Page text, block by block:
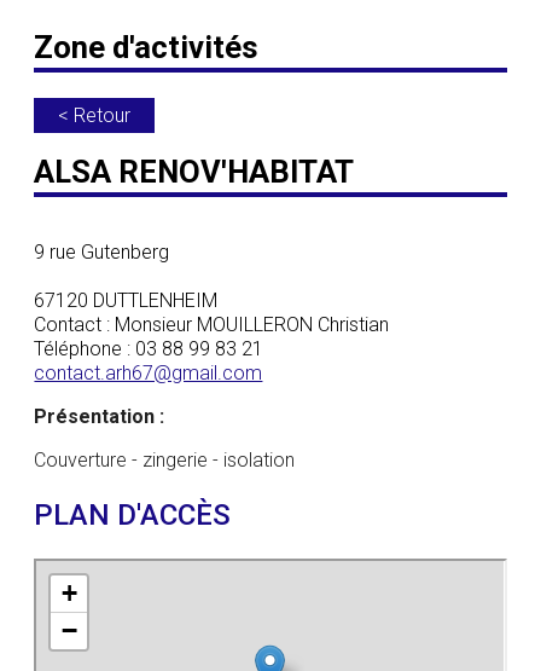
Zone d'activités
< Retour
ALSA RENOV'HABITAT
9 rue Gutenberg
67120 DUTTLENHEIM
Contact : Monsieur MOUILLERON Christian
Téléphone : 03 88 99 83 21
contact.arh67@gmail.com
Présentation :
Couverture - zingerie - isolation
PLAN D'ACCÈS